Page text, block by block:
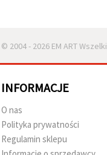
© 2004 - 2026 EM ART
INFORMACJE
O nas
Polityka prywatności
Regulamin sklepu